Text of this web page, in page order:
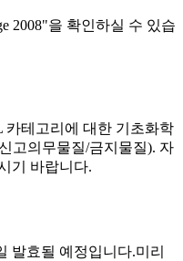
2008"을 확인하실 수 있습
카테고리에 대한 기초화학
고의무물질/금지물질). 자
기 바랍니다.
발효될 예정입니다.미리